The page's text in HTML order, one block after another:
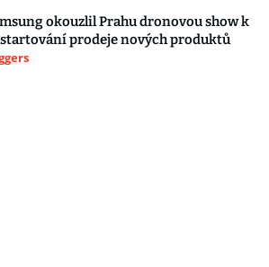
okouzlil Prahu dronovou show k
prodeje nových produktů